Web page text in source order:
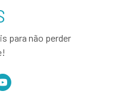
para não perder